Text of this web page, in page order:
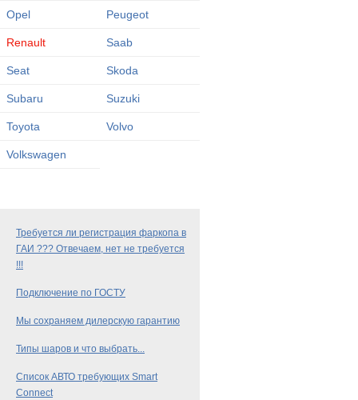
Opel Peugeot
Renault Saab
Seat Skoda
Subaru Suzuki
Toyota Volvo
Volkswagen
Требуется ли регистрация фаркопа в
ГАИ ??? Отвечаем, нет не требуется
!!!
Подключение по ГОСТУ
Мы сохраняем дилерскую гарантию
Типы шаров и что выбрать...
Список АВТО требующих Smart
Connect